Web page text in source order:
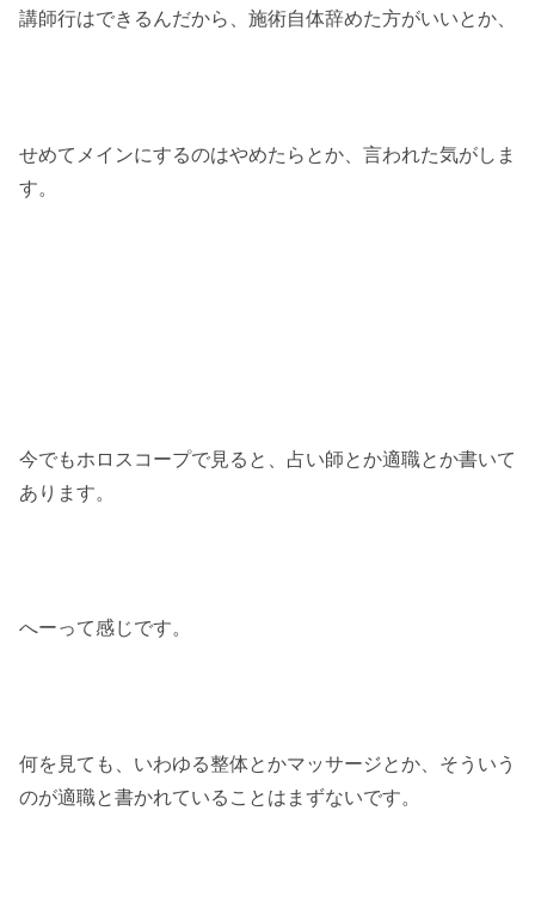
講師行はできるんだから、施術自体辞めた方がいいとか、
せめてメインにするのはやめたらとか、言われた気がしま
す。
今でもホロスコープで見ると、占い師とか適職とか書いて
あります。
へーって感じです。
何を見ても、いわゆる整体とかマッサージとか、そういう
のが適職と書かれていることはまずないです。